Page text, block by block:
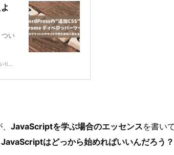
い
ti...
JavaScriptを学ぶ場合のエッセンスを書いて
JavaScriptはどっから始めればいいんだろう？